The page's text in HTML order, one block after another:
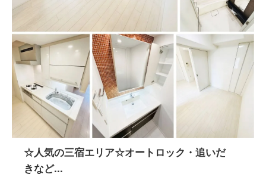
☆人気の三宿エリア☆オートロック・追いだ
きなど...